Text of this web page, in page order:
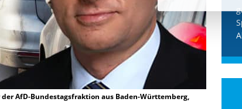
AfD-Bundestagsfraktion aus Baden-Württemberg,
verübten Anschläge kippte, wurden die
Flüge vor der[...]